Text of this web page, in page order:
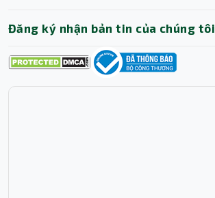
Đăng ký nhận bản tin của chúng tôi